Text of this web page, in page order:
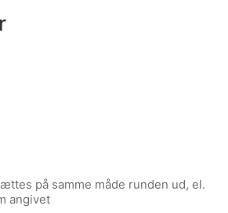
på samme måde runden ud, el.
angivet